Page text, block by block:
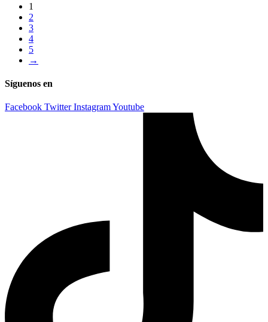
1
2
3
4
5
→
Síguenos en
Facebook Twitter InstagramYoutube